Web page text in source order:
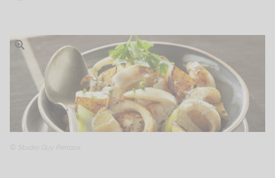
Ouvrir l'image
© Studio Guy Renaux